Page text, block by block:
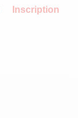
Inscription